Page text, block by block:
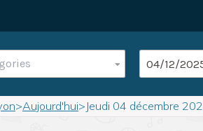
>Aujourd'hui> Jeudi 04 décembre